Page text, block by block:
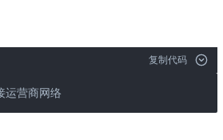
复制代码
营商网络